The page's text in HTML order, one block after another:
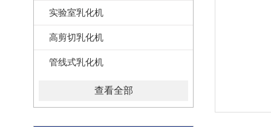
实验室乳化机
高剪切乳化机
管线式乳化机
查看全部